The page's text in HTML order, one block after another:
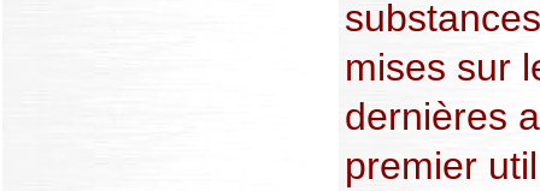
mises sur
dernières
premier